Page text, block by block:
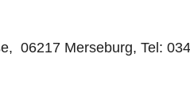
06217 Merseburg, Tel: